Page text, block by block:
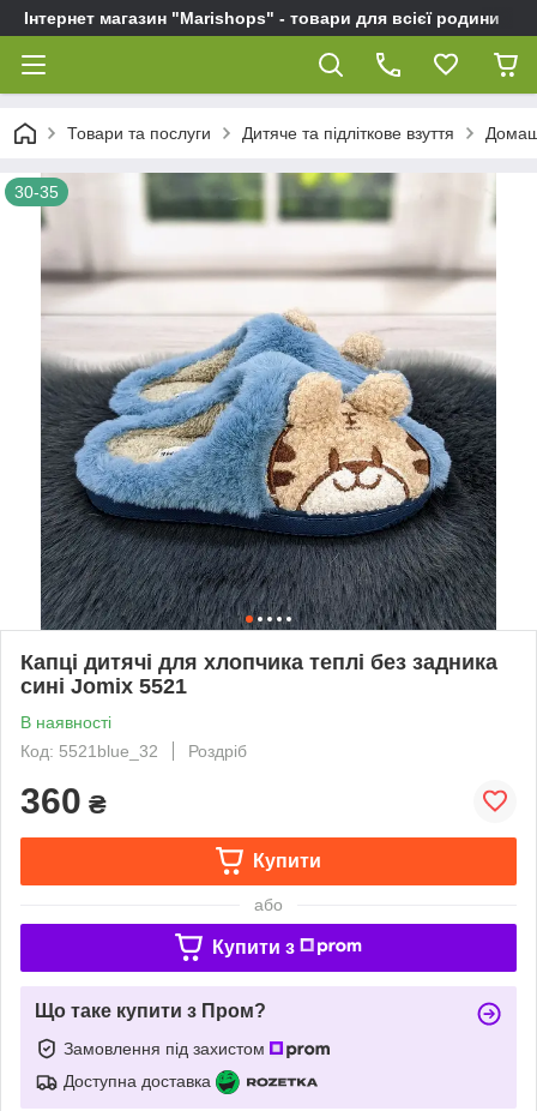
Інтернет магазин "Marishops" - товари для всієї родини
Товари та послуги Дитяче та підліткове взуття
30-35
Капці дитячі для хлопчика теплі без задника
сині Jomix 5521
В наявності
Код: 5521blue_32
Роздріб
360 ₴
Купити
або
Купити з
Що таке купити з Пром?
Замовлення під захистом
Доступна доставка